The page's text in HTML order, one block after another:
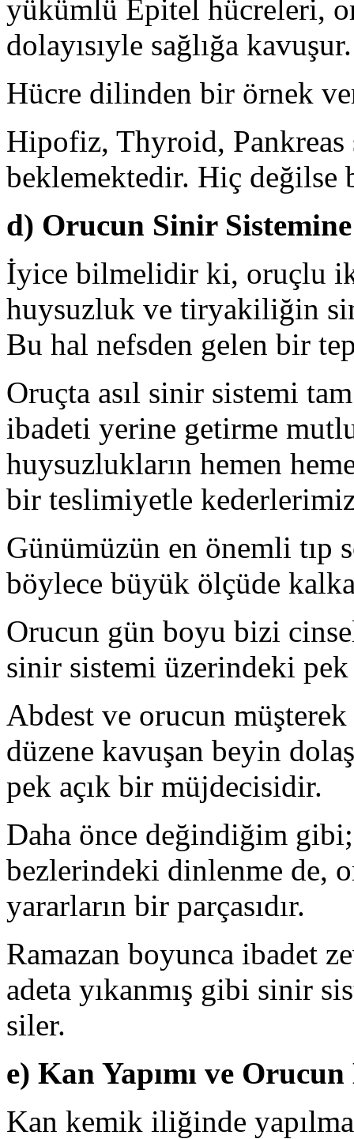
yükümlü Epitel hücreleri,
dolayısıyle sağlığa kavuşur.
Hücre dilinden bir örnek
Hipofiz, Thyroid, Pankreas
beklemektedir. Hiç değilse
d) Orucun Sinir
İyice bilmelidir ki, oruçlu
huysuzluk ve tiryakiliğin
Bu hal nefsden gelen bir
Oruçta asıl sinir sistemi
ibadeti yerine getirme
huysuzlukların hemen
bir teslimiyetle
Günümüzün en önemli tıp
böylece büyük ölçüde
Orucun gün boyu bizi
sinir sistemi üzerindeki
Abdest ve orucun
düzene kavuşan beyin
pek açık bir müjdecisidir.
Daha önce değindiğim
bezlerindeki dinlenme de,
yararların bir parçasıdır.
Ramazan boyunca ibadet
adeta yıkanmış gibi sinir
siler.
e) Kan Yapımı ve
Kan kemik iliğinde